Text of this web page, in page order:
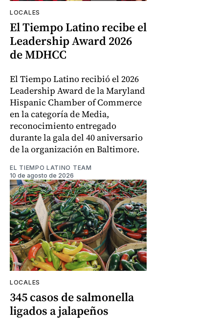
LOCALES
El Tiempo Latino recibe el
Leadership Award 2026
de MDHCC
El Tiempo Latino recibió el 2026
Leadership Award de la Maryland
Hispanic Chamber of Commerce
en la categoría de Media,
reconocimiento entregado
durante la gala del 40 aniversario
de la organización en Baltimore.
EL TIEMPO LATINO TEAM
10 de agosto de 2026
LOCALES
345 casos de salmonella
ligados a jalapeños